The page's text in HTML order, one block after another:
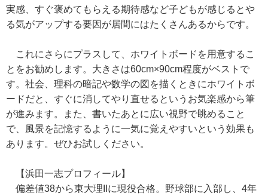
実感、すぐ褒めてもらえる期待感など子どもが感じるとや
る気がアップする要因が居間にはたくさんあるからです。
これにさらにプラスして、ホワイトボードを用意するこ
とをお勧めします。大きさは60cm×90cm程度がベストで
す。社会、理科の暗記や数学の図を描くときにホワイトボ
ードだと、すぐに消してやり直せるというお気楽感から筆
が進みます。また、書いたあとに広い視野で眺めること
で、風景を記憶するように一気に覚えやすいという効果も
あります。ぜひお試しください。
【浜田一志プロフィール】
偏差値38から東大理IIに現役合格。野球部に入部し、4年